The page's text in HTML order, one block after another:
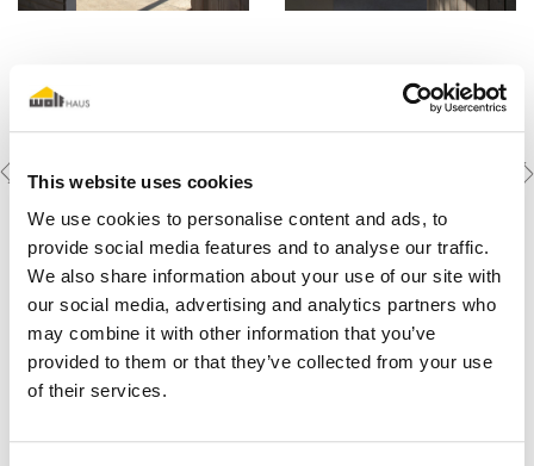
This website uses cookies
We use cookies to personalise content and ads, to
provide social media features and to analyse our traffic.
We also share information about your use of our site with
our social media, advertising and analytics partners who
may combine it with other information that you’ve
provided to them or that they’ve collected from your use
of their services.
project
ansehen